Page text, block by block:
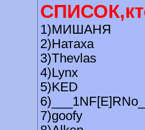
1)МИШАНЯ
2)Натаха
3)Thevlas
4)Lynx
5)KED
7)goofy